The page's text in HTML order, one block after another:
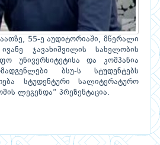
55-ე აუდიტორიაში, მწერალი
ჯავახიშვილის სახელობის
უნივერსიტეტისა და კომპანია
ბსუ-ს სტუდენტებს
სტუდენტური სალიტერატურო
ლეგენდა“ პრეზენტაცია.